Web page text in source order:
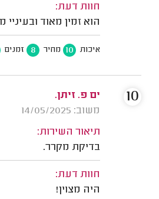
חוות דעת:
הוא זמין מאוד ובעיניי
איכות 10 מחיר 8 זמנים
ים פ. זיתן.
משוב: 14/05/2025
תיאור השירות:
בדיקת מקרר.
חוות דעת:
היה מצוין!
10